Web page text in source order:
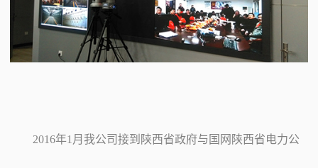
2016年1月我公司接到陕西省政府与国网陕西省电力公